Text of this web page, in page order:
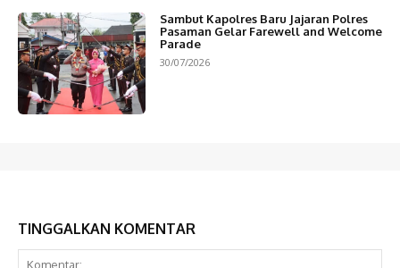
Sambut Kapolres Baru Jajaran Polres
Pasaman Gelar Farewell and Welcome
Parade
30/07/2026
TINGGALKAN KOMENTAR